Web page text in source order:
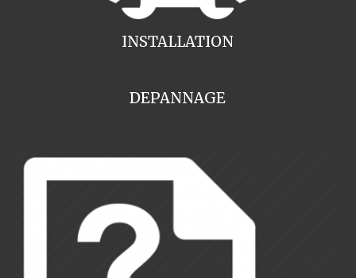
INSTALLATION
DEPANNAGE